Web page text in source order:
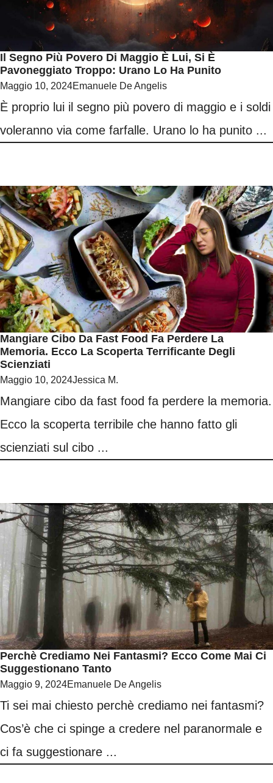
Il Segno Più Povero Di Maggio È Lui, Si È
Pavoneggiato Troppo: Urano Lo Ha Punito
Maggio 10, 2024Emanuele De Angelis
È proprio lui il segno più povero di maggio e i soldi
voleranno via come farfalle. Urano lo ha punito ...
Mangiare Cibo Da Fast Food Fa Perdere La
Memoria. Ecco La Scoperta Terrificante Degli
Scienziati
Maggio 10, 2024Jessica M.
Mangiare cibo da fast food fa perdere la memoria.
Ecco la scoperta terribile che hanno fatto gli
scienziati sul cibo ...
Perchè Crediamo Nei Fantasmi? Ecco Come Mai Ci
Suggestionano Tanto
Maggio 9, 2024Emanuele De Angelis
Ti sei mai chiesto perchè crediamo nei fantasmi?
Cos’è che ci spinge a credere nel paranormale e
ci fa suggestionare ...